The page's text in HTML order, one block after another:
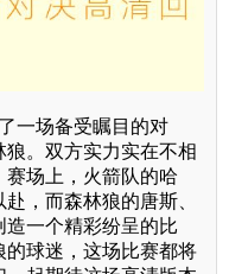
一场备受瞩目的对
。双方实力实在不相
赛场上，火箭队的哈
，而森林狼的唐斯、
造一个精彩纷呈的比
球迷，这场比赛都将